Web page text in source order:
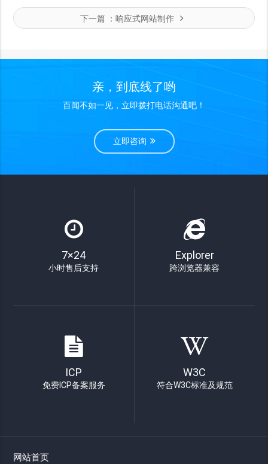
下一篇 ： 响应式网站制作
亲，到底线了哟
百闻不如一见，立即拨打电话沟通吧！
立即咨询
7×24
小时售后支持
Explorer
跨浏览器兼容
ICP
免费ICP备案服务
W3C
符合W3C标准及规范
网站首页